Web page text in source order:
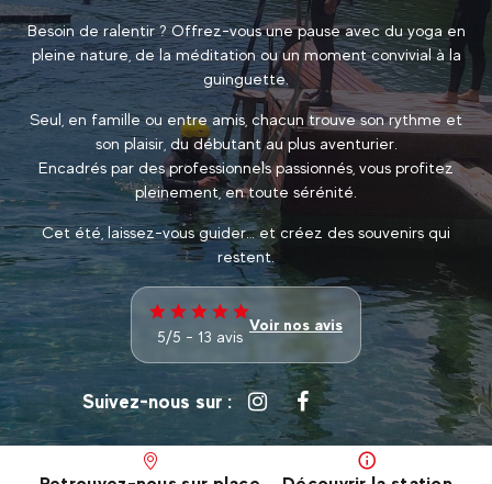
Besoin de ralentir ? Offrez-vous une pause avec du yoga en
pleine nature, de la méditation ou un moment convivial à la
guinguette.
Seul, en famille ou entre amis, chacun trouve son rythme et
son plaisir, du débutant au plus aventurier.
Encadrés par des professionnels passionnés, vous profitez
pleinement, en toute sérénité.
Cet été, laissez-vous guider… et créez des souvenirs qui
restent.
5/5 - 13 avis
Voir nos avis
Suivez-nous sur :